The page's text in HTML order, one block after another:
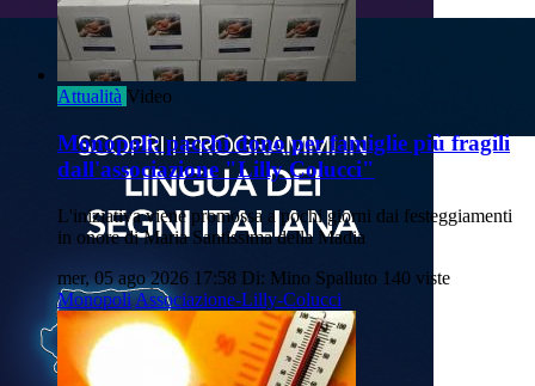
Attualità Video
Monopoli: pacchi dono per famiglie più fragili
dall'associazione "Lilly Colucci"
L'iniziativa viene promossa a pochi giorni dai festeggiamenti
in onore di Maria Santissima della Madia
mer, 05 ago 2026 17:58 Di: Mino Spalluto 140 viste
MonopoliAssociazione-Lilly-Colucci